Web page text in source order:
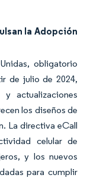
la Adopción
obligatorio
de julio de 2024,
actualizaciones
los diseños de
La directiva eCall
celular de
y los nuevos
para cumplir